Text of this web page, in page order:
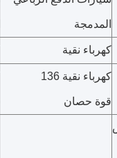
المدمجة
كهرباء نقية
كهرباء نقية 136
قوة حصان